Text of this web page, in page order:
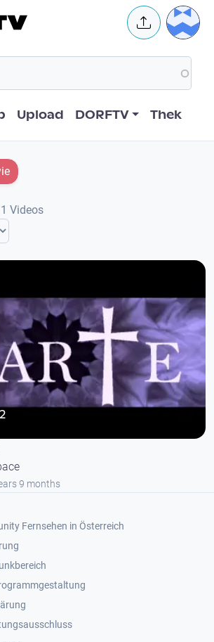
User
Upload DORFTV Thek
Videos
9 months
Fernsehen in Österreich